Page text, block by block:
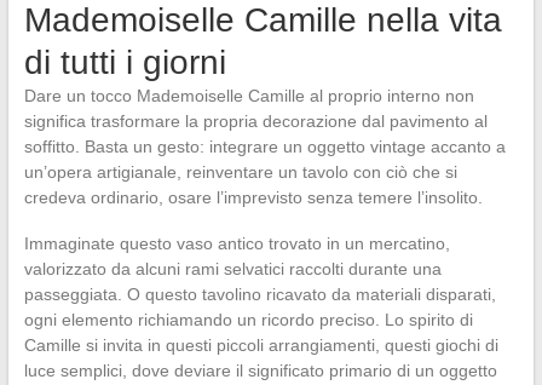
Mademoiselle Camille nella vita
di tutti i giorni
Dare un tocco Mademoiselle Camille al proprio interno non
significa trasformare la propria decorazione dal pavimento al
soffitto. Basta un gesto: integrare un oggetto vintage accanto a
un’opera artigianale, reinventare un tavolo con ciò che si
credeva ordinario, osare l’imprevisto senza temere l’insolito.
Immaginate questo vaso antico trovato in un mercatino,
valorizzato da alcuni rami selvatici raccolti durante una
passeggiata. O questo tavolino ricavato da materiali disparati,
ogni elemento richiamando un ricordo preciso. Lo spirito di
Camille si invita in questi piccoli arrangiamenti, questi giochi di
luce semplici, dove deviare il significato primario di un oggetto